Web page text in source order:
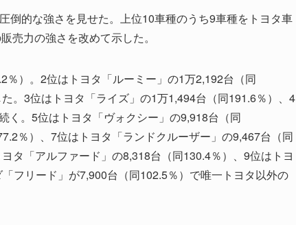
倒的な強さを見せた。上位10車種のうち9車種をトヨタ車
売力の強さを改めて示した。
）。2位はトヨタ「ルーミー」の1万2,192台（同
。3位はトヨタ「ライズ」の1万1,494台（同191.6％）、4
く。5位はトヨタ「ヴォクシー」の9,918台（同
％）、7位はトヨタ「ランドクルーザー」の9,467台（同
タ「アルファード」の8,318台（同130.4％）、9位はトヨ
フリード」が7,900台（同102.5％）で唯一トヨタ以外の